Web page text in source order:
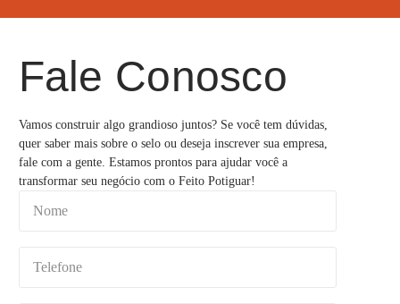
Fale Conosco
Vamos construir algo grandioso juntos? Se você tem dúvidas,
quer saber mais sobre o selo ou deseja inscrever sua empresa,
fale com a gente. Estamos prontos para ajudar você a
transformar seu negócio com o Feito Potiguar!